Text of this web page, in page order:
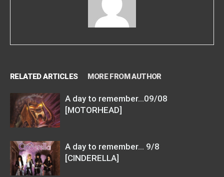
RELATED ARTICLES MORE FROM AUTHOR
A day to remember…09/08
[MOTORHEAD]
A day to remember… 9/8
[CINDERELLA]